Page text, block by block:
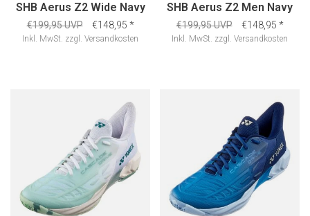
SHB Aerus Z2 Wide Navy
€199,95 UVP €148,95 *
Inkl. MwSt. zzgl. Versandkosten
SHB Aerus Z2 Men Navy
€199,95 UVP €148,95 *
Inkl. MwSt. zzgl. Versandkosten